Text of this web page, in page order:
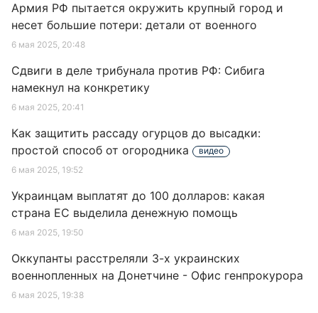
Армия РФ пытается окружить крупный город и
несет большие потери: детали от военного
6 мая 2025, 20:48
Сдвиги в деле трибунала против РФ: Сибига
намекнул на конкретику
6 мая 2025, 20:41
Как защитить рассаду огурцов до высадки:
простой способ от огородника
видео
6 мая 2025, 19:52
Украинцам выплатят до 100 долларов: какая
страна ЕС выделила денежную помощь
6 мая 2025, 19:50
Оккупанты расстреляли 3-х украинских
военнопленных на Донетчине - Офис генпрокурора
6 мая 2025, 19:38